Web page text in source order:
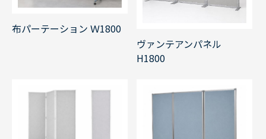
布パーテーション Ｗ1800
ヴァンテアンパネル
H1800